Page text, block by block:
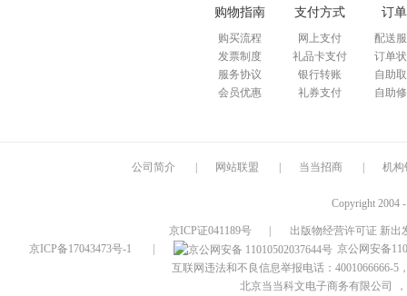
购物指南
购买流程
发票制度
服务协议
会员优惠
支付方式
网上支付
礼品卡支付
银行转账
礼券支付
订
配送
订单
自助
自助
公司简介 网站联盟 当当招商 机构
Copyright 2004
京ICP证041189号
出版物经营许可证 新出
京ICP备17043473号-1
京公网安备
互联网违法和不良信息举报电话：4001066666-5
北京当当科文电子商务有限公司